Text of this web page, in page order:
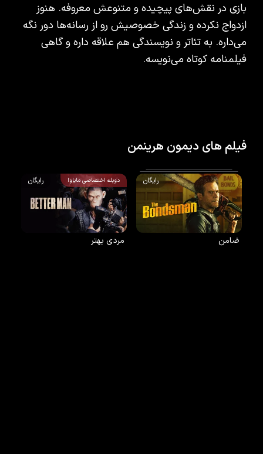
بازی در نقش‌های پیچیده و متنوعش معروفه. هنوز
ازدواج نکرده و زندگی خصوصیش رو از رسانه‌ها دور نگه
می‌داره. به تئاتر و نویسندگی هم علاقه داره و گاهی
فیلمنامه کوتاه می‌نویسه.
فیلم های دیمون هرینمن
رایگان
ضامن
دوبله اختصاصی مایاوا رایگان
مردی بهتر